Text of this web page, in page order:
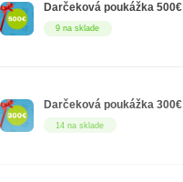
9 na sklade
Darčeková poukážka 500€
14 na sklade
Darčeková poukážka 300€